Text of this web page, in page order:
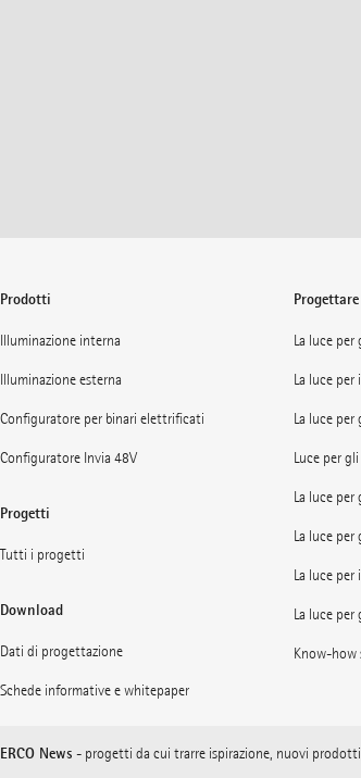
Prodotti
Illuminazione interna
Illuminazione esterna
Configuratore per binari elettrificati
Configuratore Invia 48V
Progetti
Tutti i progetti
Download
Dati di progettazione
Schede informative e whitepaper
La luce
La luce per
La luce
Luce per
La luce per
La luce
La luce
La luce
Know-how
ERCO News - progetti da cui trarre ispirazione, nuovi